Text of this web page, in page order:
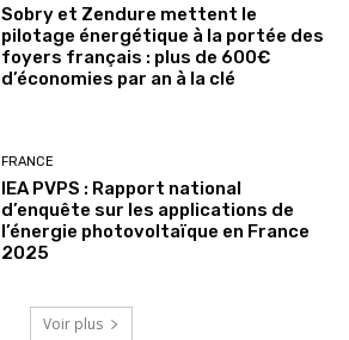
Sobry et Zendure mettent le
pilotage énergétique à la portée des
foyers français : plus de 600€
d’économies par an à la clé
FRANCE
IEA PVPS : Rapport national
d’enquête sur les applications de
l’énergie photovoltaïque en France
2025
Voir plus